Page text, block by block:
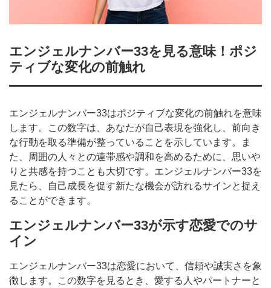
エンジェルナンバー33を見る意味！ポジ
ティブな変化の前触れ
エンジェルナンバー33はポジティブな変化の前触れを意味
します。この数字は、あなたが自己表現を強化し、前向き
な行動を取る準備が整っていることを示しています。ま
た、周囲の人々との連帯感や調和を高めるために、思いや
りと共感を持つことも大切です。エンジェルナンバー33を
見たら、自己成長を促す新たな機会が訪れるサインと捉え
ることができます。
エンジェルナンバー33が示す恋愛でのサ
イン
エンジェルナンバー33は恋愛において、信頼や誠実さを象
徴します。この数字を見るとき、愛する人やパートナーと